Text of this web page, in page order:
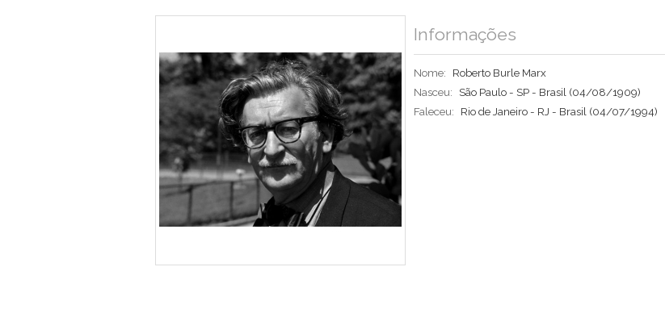
Informações
Nome:
Roberto Burle Marx
Nasceu:
São Paulo - SP - Brasil (04/08/1909)
Faleceu:
Rio de Janeiro - RJ - Brasil (04/07/1994)